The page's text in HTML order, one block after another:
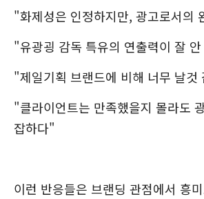
"화제성은 인정하지만, 광고로서의
"유광굉 감독 특유의 연출력이 잘
"제일기획 브랜드에 비해 너무 날것
"클라이언트는 만족했을지 몰라도
잡하다"
이런 반응들은 브랜딩 관점에서 흥